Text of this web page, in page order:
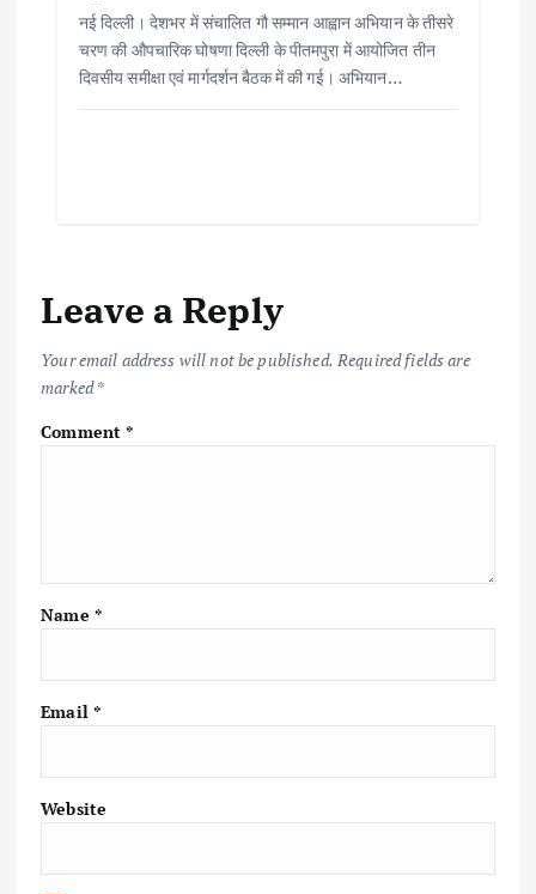
नई दिल्ली। देशभर में संचालित गौ सम्मान आह्वान अभियान के तीसरे
चरण की औपचारिक घोषणा दिल्ली के पीतमपुरा में आयोजित तीन
दिवसीय समीक्षा एवं मार्गदर्शन बैठक में की गई। अभियान…
Leave a Reply
Your email address will not be published. Required fields are
marked*
Comment*
Name *
Email *
Website